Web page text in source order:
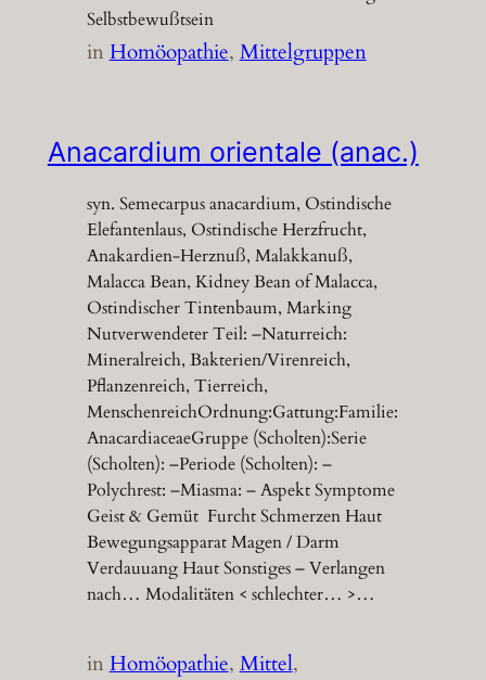
Selbstbewußtsein
inHomöopathie, Mittelgruppen
Anacardium orientale (anac.)
syn. Semecarpus anacardium, Ostindische
Elefantenlaus, Ostindische Herzfrucht,
Anakardien-Herznuß, Malakkanuß,
Malacca Bean, Kidney Bean of Malacca,
Ostindischer Tintenbaum, Marking
Nutverwendeter Teil: –Naturreich:
Mineralreich, Bakterien/Virenreich,
Pflanzenreich, Tierreich,
MenschenreichOrdnung:Gattung:Familie:
AnacardiaceaeGruppe (Scholten):Serie
(Scholten): –Periode (Scholten): –
Polychrest: –Miasma: – Aspekt Symptome
Geist & Gemüt Furcht Schmerzen Haut
Bewegungsapparat Magen / Darm
Verdauuang Haut Sonstiges – Verlangen
nach… Modalitäten < schlechter… >…
inHomöopathie, Mittel